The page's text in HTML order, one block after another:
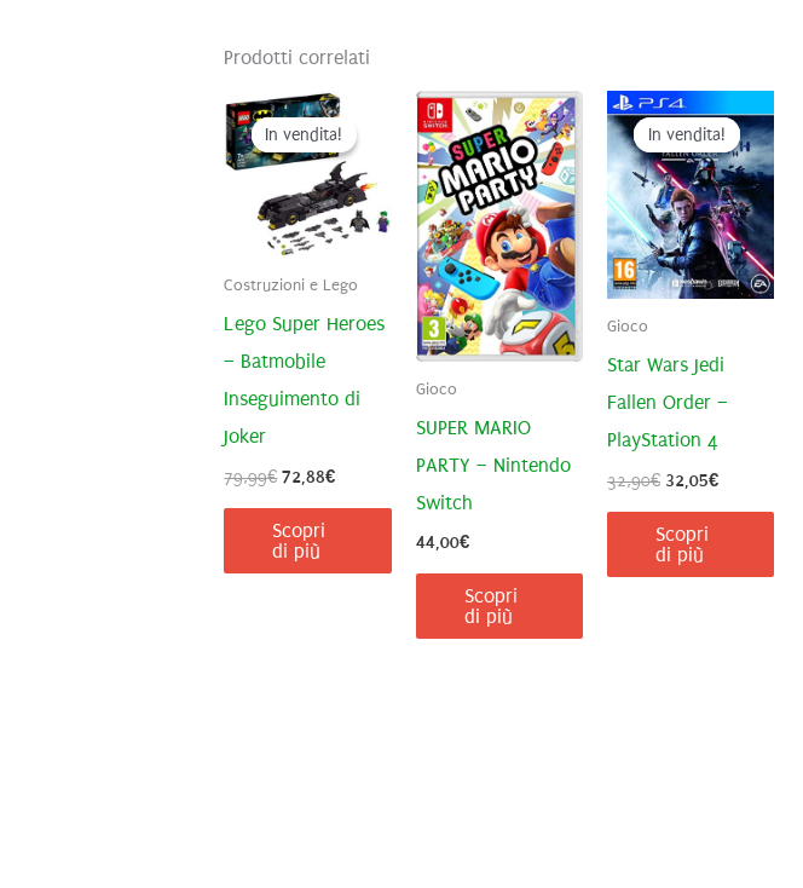
Prodotti correlati
In vendita!
In vendita!
Costruzioni e Lego
Lego Super Heroes
– Batmobile
Inseguimento di
Joker
79,99€ Il
originale
era:
79,99€.
72,88€Il
72,88€.
Scopri
di più
Gioco
SUPER MARIO
PARTY – Nintendo
Switch
44,00€
Scopri
di più
In vendita!
In vendita!
Gioco
Star Wars Jedi
Fallen Order –
PlayStation 4
32,90€ Il
originale
era:
32,90€.
32,05€Il
32,05€.
Scopri
di più